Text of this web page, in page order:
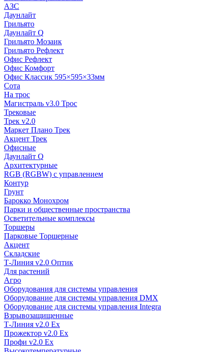
АЗС
Даунлайт
Грильято
Даунлайт Q
Грильято Мозаик
Грильято Рефлект
Офис Рефлект
Офис Комфорт
Офис Классик 595×595×33мм
Сота
На трос
Магистраль v3.0 Трос
Трековые
Трек v2.0
Маркет Плано Трек
Акцент Трек
Офисные
Даунлайт Q
Архитектурные
RGB (RGBW) с управлением
Контур
Грунт
Барокко Монохром
Парки и общественные пространства
Осветительные комплексы
Торшеры
Парковые Торшерные
Акцент
Складские
Т-Линия v2.0 Оптик
Для растений
Агро
Оборудования для системы управления
Оборудование для системы управления DMX
Оборудование для системы управления Integra
Взрывозащищенные
Т-Линия v2.0 Ex
Прожектор v2.0 Ex
Профи v2.0 Ex